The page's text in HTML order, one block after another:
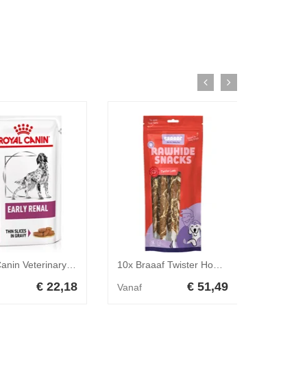
Royal Canin Veterinary Early Renal natvoer hond 1 doos (12 x 100 g)
€ 22,18 Vanaf € 51,49